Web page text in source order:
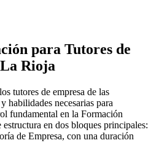
para Tutores de
Rioja
tutores de empresa de las
habilidades necesarias para
fundamental en la Formación
en dos bloques principales:
de Empresa, con una duración